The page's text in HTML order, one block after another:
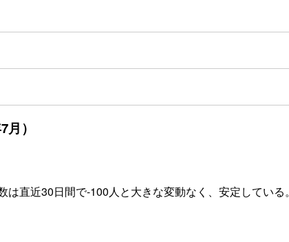
）
直近30日間で-100人と大きな変動なく、安定している。